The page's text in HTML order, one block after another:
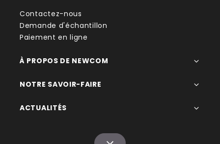
Contactez-nous
Demande d'échantillon
Paiement en ligne
À PROPOS DE NEWCOM
NOTRE SAVOIR-FAIRE
ACTUALITÉS